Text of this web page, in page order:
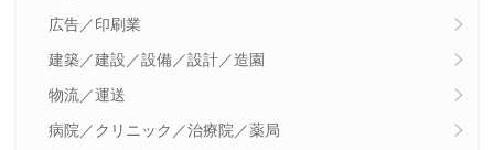
広告／印刷業
建築／建設／設備／設計／造園
物流／運送
病院／クリニック／治療院／薬局